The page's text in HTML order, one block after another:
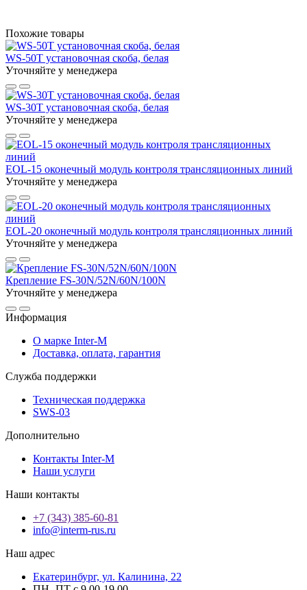
Похожие товары
WS-50T установочная скоба, белая
Уточняйте у менеджера
WS-30T установочная скоба, белая
Уточняйте у менеджера
EOL-15 оконечный модуль контроля трансляционных линий
Уточняйте у менеджера
EOL-20 оконечный модуль контроля трансляционных линий
Уточняйте у менеджера
Крепление FS-30N/52N/60N/100N
Уточняйте у менеджера
Информация
О марке Inter-M
Доставка, оплата, гарантия
Служба поддержки
Техническая поддержка
SWS-03
Дополнительно
Контакты Inter-M
Наши услуги
Наши контакты
+7 (343) 385-60-81
info@interm-rus.ru
Наш адрес
Екатеринбург, ул. Калинина, 22